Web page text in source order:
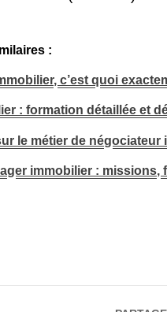
:
c’est quoi
: formation détaillée et
le métier de négociateur
immobilier : missions,